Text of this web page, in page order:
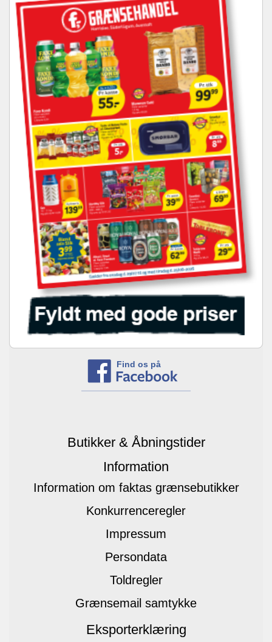
Find os på
Butikker & Åbningstider
Information
Information om faktas grænsebutikker
Konkurrenceregler
Impressum
Persondata
Toldregler
Grænsemail samtykke
Eksporterklæring